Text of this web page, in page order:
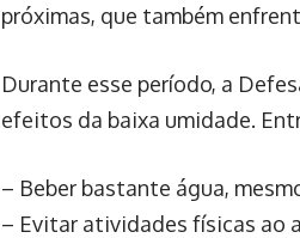
próximas, que também
Durante esse período, a
efeitos da baixa umidade.
– Beber bastante água,
– Evitar atividades físicas ao